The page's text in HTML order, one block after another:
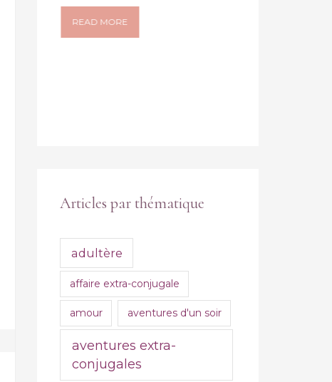
READ MORE
Articles par thématique
adultère
affaire extra-conjugale
amour aventures d'un soir
aventures extra-
conjugales